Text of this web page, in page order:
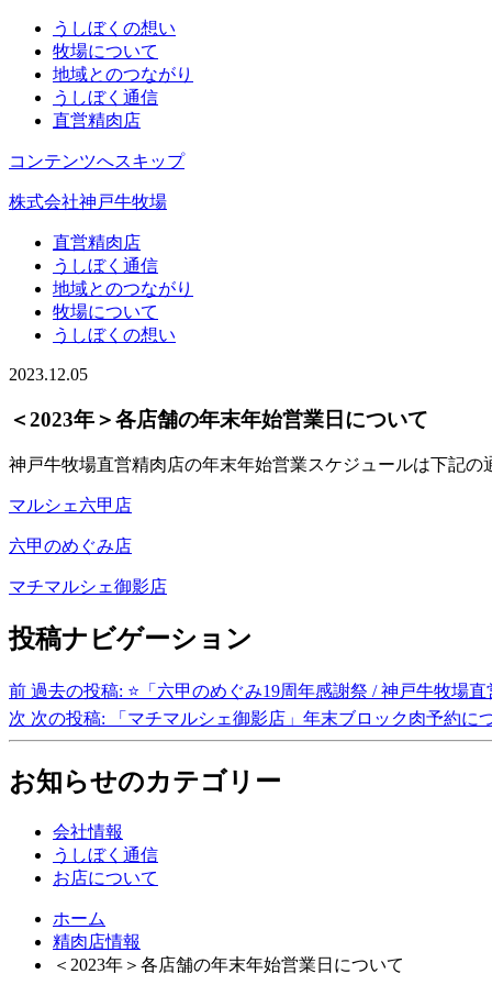
うしぼくの想い
牧場について
地域とのつながり
うしぼく通信
直営精肉店
コンテンツへスキップ
株式会社神戸牛牧場
直営精肉店
うしぼく通信
地域とのつながり
牧場について
うしぼくの想い
2023.12.05
＜2023年＞各店舗の年末年始営業日について
神戸牛牧場直営精肉店の年末年始営業スケジュールは下記の
マルシェ六甲店
六甲のめぐみ店
マチマルシェ御影店
投稿ナビゲーション
前 過去の投稿: ⭐️「六甲のめぐみ19周年感謝祭 / 神戸牛牧場直
次 次の投稿: 「マチマルシェ御影店」年末ブロック肉予約に
お知らせのカテゴリー
会社情報
うしぼく通信
お店について
ホーム
精肉店情報
＜2023年＞各店舗の年末年始営業日について